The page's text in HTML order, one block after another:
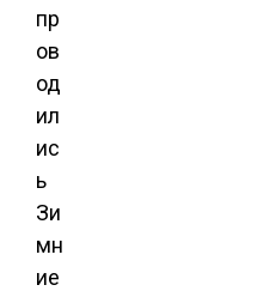
пр
ов
од
ил
ис
ь
Зи
мн
ие